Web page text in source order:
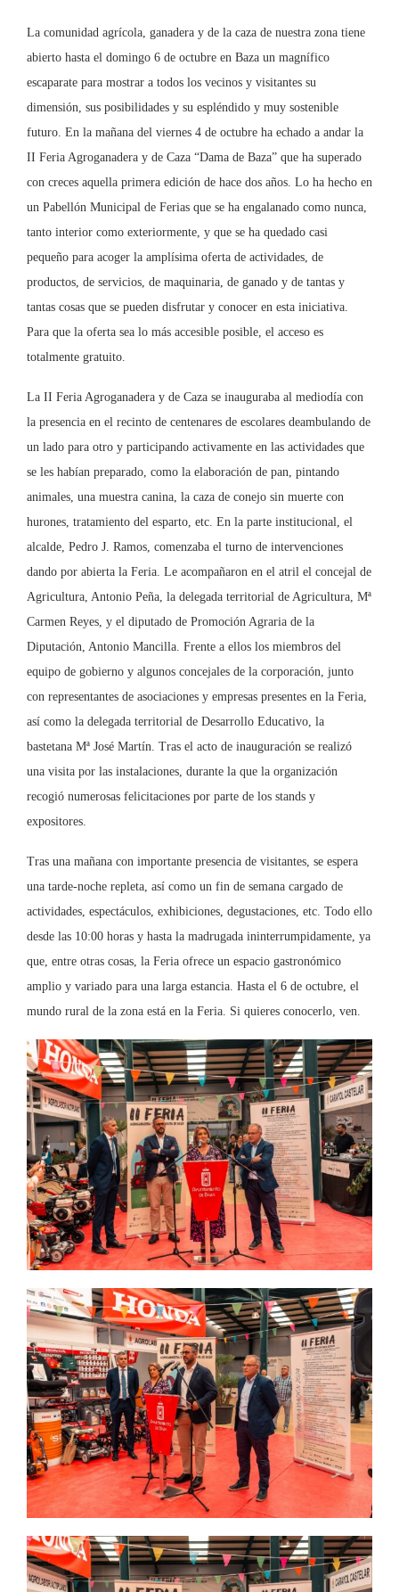
La comunidad agrícola, ganadera y de la caza de nuestra zona tiene
abierto hasta el domingo 6 de octubre en Baza un magnífico
escaparate para mostrar a todos los vecinos y visitantes su
dimensión, sus posibilidades y su espléndido y muy sostenible
futuro. En la mañana del viernes 4 de octubre ha echado a andar la
II Feria Agroganadera y de Caza “Dama de Baza” que ha superado
con creces aquella primera edición de hace dos años. Lo ha hecho en
un Pabellón Municipal de Ferias que se ha engalanado como nunca,
tanto interior como exteriormente, y que se ha quedado casi
pequeño para acoger la amplísima oferta de actividades, de
productos, de servicios, de maquinaria, de ganado y de tantas y
tantas cosas que se pueden disfrutar y conocer en esta iniciativa.
Para que la oferta sea lo más accesible posible, el acceso es
totalmente gratuito.
La II Feria Agroganadera y de Caza se inauguraba al mediodía con
la presencia en el recinto de centenares de escolares deambulando de
un lado para otro y participando activamente en las actividades que
se les habían preparado, como la elaboración de pan, pintando
animales, una muestra canina, la caza de conejo sin muerte con
hurones, tratamiento del esparto, etc. En la parte institucional, el
alcalde, Pedro J. Ramos, comenzaba el turno de intervenciones
dando por abierta la Feria. Le acompañaron en el atril el concejal de
Agricultura, Antonio Peña, la delegada territorial de Agricultura, Mª
Carmen Reyes, y el diputado de Promoción Agraria de la
Diputación, Antonio Mancilla. Frente a ellos los miembros del
equipo de gobierno y algunos concejales de la corporación, junto
con representantes de asociaciones y empresas presentes en la Feria,
así como la delegada territorial de Desarrollo Educativo, la
bastetana Mª José Martín. Tras el acto de inauguración se realizó
una visita por las instalaciones, durante la que la organización
recogió numerosas felicitaciones por parte de los stands y
expositores.
Tras una mañana con importante presencia de visitantes, se espera
una tarde-noche repleta, así como un fin de semana cargado de
actividades, espectáculos, exhibiciones, degustaciones, etc. Todo ello
desde las 10:00 horas y hasta la madrugada ininterrumpidamente, ya
que, entre otras cosas, la Feria ofrece un espacio gastronómico
amplio y variado para una larga estancia. Hasta el 6 de octubre, el
mundo rural de la zona está en la Feria. Si quieres conocerlo, ven.